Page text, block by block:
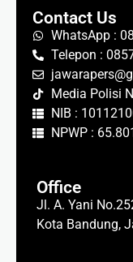
Contact Us
WhatsApp :
Telepon :
Media Polisi
NIB :
NPWP :
Office
Jl. A. Yani
Kota Bandung,